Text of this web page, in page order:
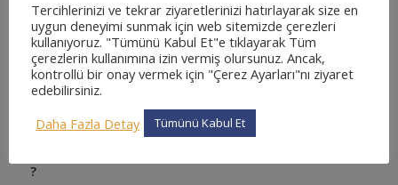
?
Tercihlerinizi ve tekrar ziyaretlerinizi hatırlayarak size en
uygun deneyimi sunmak için web sitemizde çerezleri
kullanıyoruz. "Tümünü Kabul Et"e tıklayarak Tüm
çerezlerin kullanımına izin vermiş olursunuz. Ancak,
kontrollü bir onay vermek için "Çerez Ayarları"nı ziyaret
edebilirsiniz.
Daha Fazla Detay
Tümünü Kabul Et